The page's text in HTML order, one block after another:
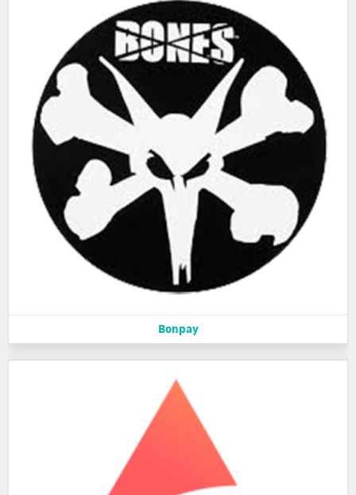
Bonpay